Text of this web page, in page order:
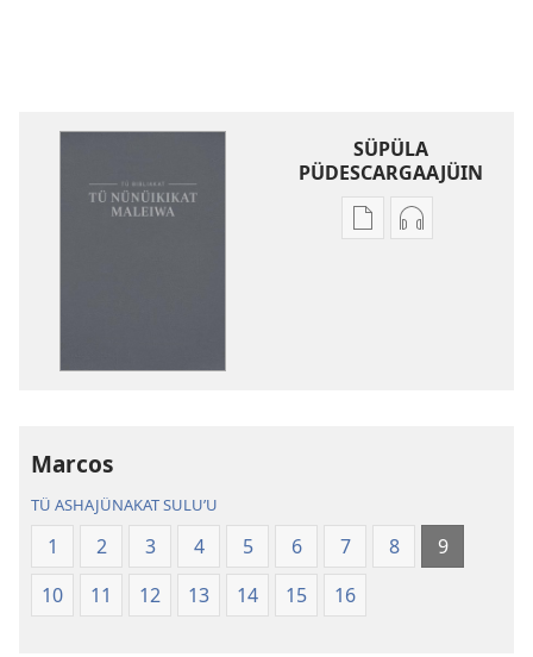
SÜPÜLA
PÜDESCARGAAJÜIN
Opciones
Mma
Jeketükat
Sukuwaʼipa
Jeketükat
Marcos
TÜ ASHAJÜNAKAT SULUʼU
1 2 3 4 5 6 7 8
9
10
11 12 13 14 15 16